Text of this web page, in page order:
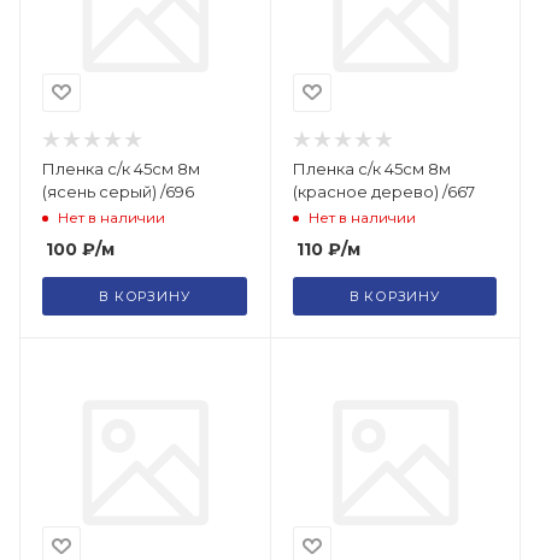
Пленка с/к 45см 8м
(ясень серый) /696
Нет в наличии
100 ₽/м
В КОРЗИНУ
Пленка с/к 45см 8м
(красное дерево) /667
Нет в наличии
110₽/м
В КОРЗИНУ